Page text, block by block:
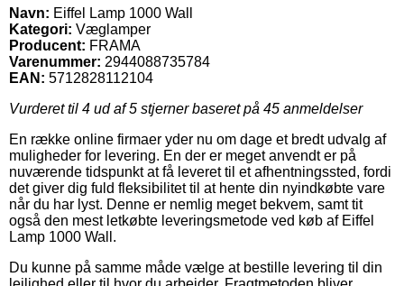
Navn: Eiffel Lamp 1000 Wall
Kategori: Væglamper
Producent: FRAMA
Varenummer: 2944088735784
EAN: 5712828112104
Vurderet til 4 ud af 5 stjerner baseret på 45 anmeldelser
En række online firmaer yder nu om dage et bredt udvalg af
muligheder for levering. En der er meget anvendt er på
nuværende tidspunkt at få leveret til et afhentningssted, fordi
det giver dig fuld fleksibilitet til at hente din nyindkøbte vare
når du har lyst. Denne er nemlig meget bekvem, samt tit
også den mest letkøbte leveringsmetode ved køb af Eiffel
Lamp 1000 Wall.
Du kunne på samme måde vælge at bestille levering til din